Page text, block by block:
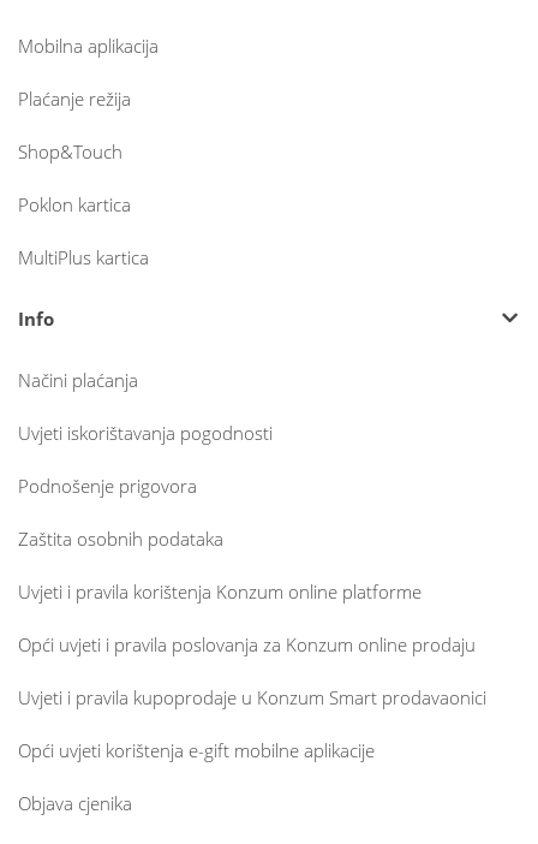
Mobilna aplikacija
Plaćanje režija
Shop&Touch
Poklon kartica
MultiPlus kartica
Info
Načini plaćanja
Uvjeti iskorištavanja pogodnosti
Podnošenje prigovora
Zaštita osobnih podataka
Uvjeti i pravila korištenja Konzum online platforme
Opći uvjeti i pravila poslovanja za Konzum online prodaju
Uvjeti i pravila kupoprodaje u Konzum Smart prodavaonici
Opći uvjeti korištenja e-gift mobilne aplikacije
Objava cjenika